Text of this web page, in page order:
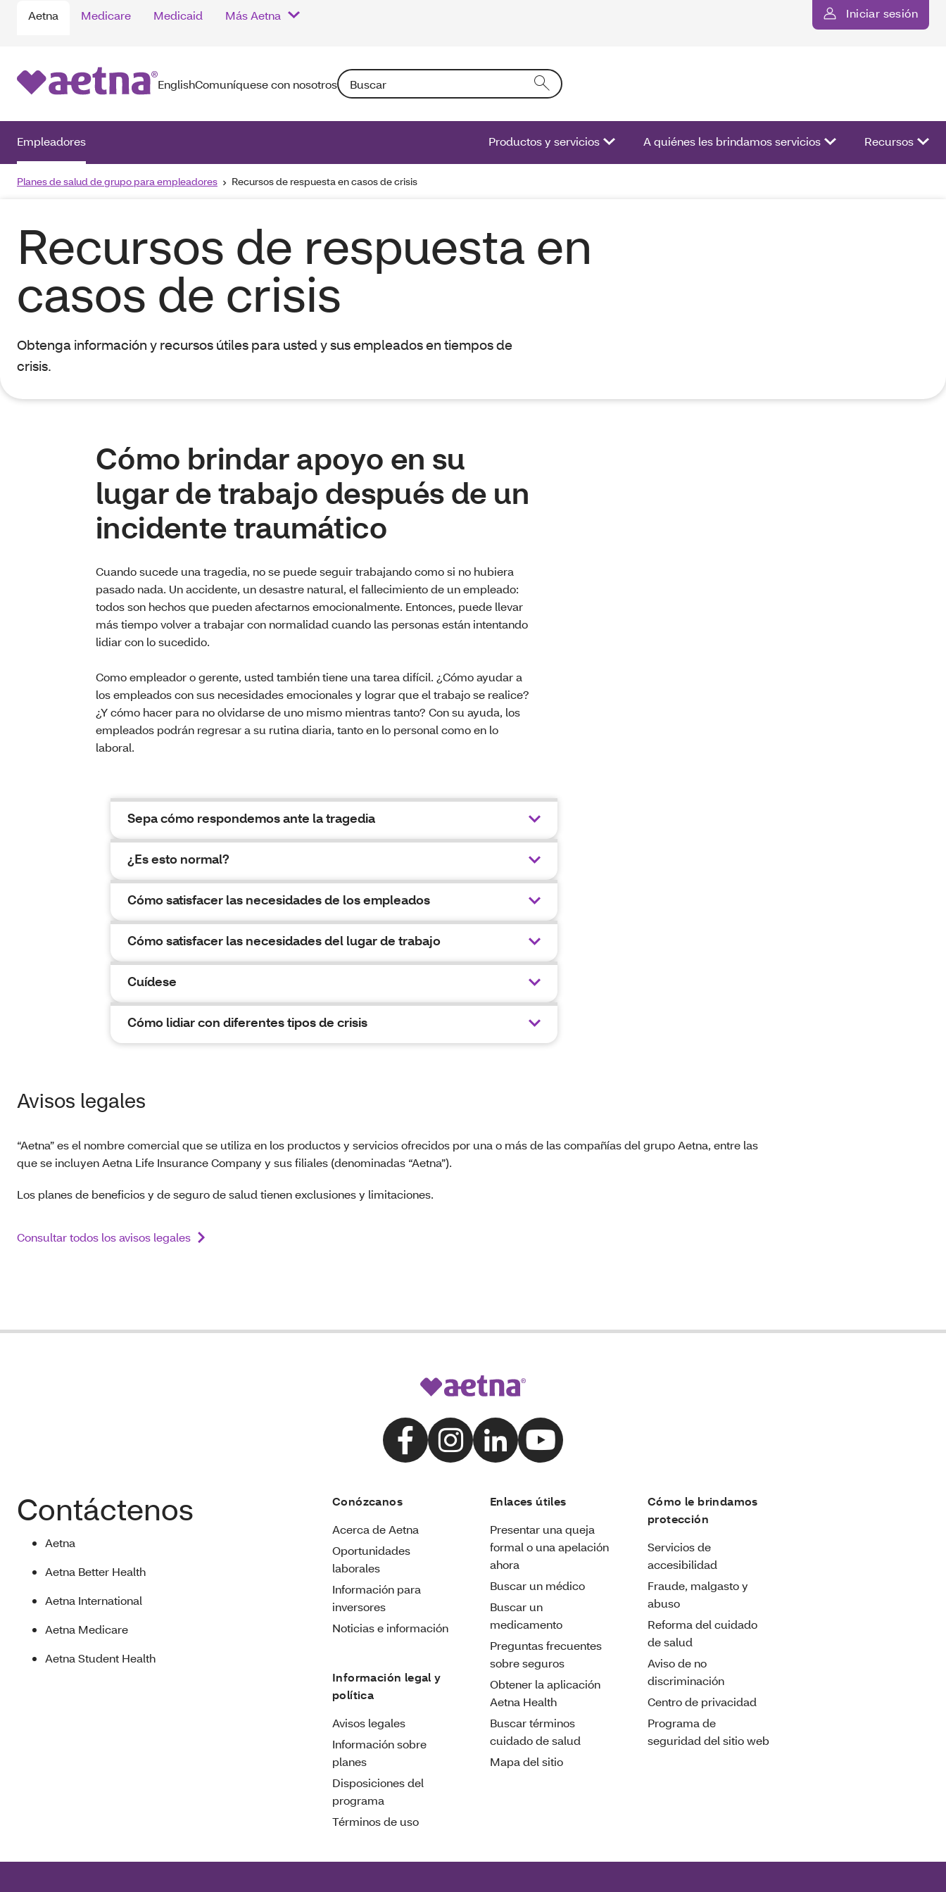
Aetna Medicare Medicaid Más Aetna Iniciar sesión
EnglishComuníquese con nosotrosBuscar: Si introduce un texto en el campo activará una lista de opciones.
Empleadores Productos y servicios A quiénes les brindamos servicios Recursos
Planes de salud de grupo para empleadores Recursos de respuesta en casos de crisis
Recursos de respuesta en
casos de crisis
Obtenga información y recursos útiles para usted y sus empleados en tiempos de
crisis.
Cómo brindar apoyo en su
lugar de trabajo después de un
incidente traumático
Cuando sucede una tragedia, no se puede seguir trabajando como si no hubiera
pasado nada. Un accidente, un desastre natural, el fallecimiento de un empleado:
todos son hechos que pueden afectarnos emocionalmente. Entonces, puede llevar
más tiempo volver a trabajar con normalidad cuando las personas están intentando
lidiar con lo sucedido.
Como empleador o gerente, usted también tiene una tarea difícil. ¿Cómo ayudar a
los empleados con sus necesidades emocionales y lograr que el trabajo se realice?
¿Y cómo hacer para no olvidarse de uno mismo mientras tanto? Con su ayuda, los
empleados podrán regresar a su rutina diaria, tanto en lo personal como en lo
laboral.
Sepa cómo respondemos ante la tragedia
¿Es esto normal?
Cómo satisfacer las necesidades de los empleados
Cómo satisfacer las necesidades del lugar de trabajo
Cuídese
Cómo lidiar con diferentes tipos de crisis
Avisos legales
“Aetna” es el nombre comercial que se utiliza en los productos y servicios ofrecidos por una o más de las compañías del grupo Aetna, entre las
que se incluyen Aetna Life Insurance Company y sus filiales (denominadas “Aetna”).
Los planes de beneficios y de seguro de salud tienen exclusiones y limitaciones.
Consultar todos los avisos legales
Contáctenos
Aetna
Aetna Better Health
Aetna International
Aetna Medicare
Aetna Student Health
Conózcanos
Acerca de Aetna
Oportunidades
laborales
Información para
inversores
Noticias e información
Información legal y
política
Avisos legales
Información sobre
planes
Disposiciones del
programa
Términos de uso
Enlaces útiles
Presentar una queja
formal o una apelación
ahora
Buscar un médico
Buscar un
medicamento
Preguntas frecuentes
sobre seguros
Obtener la aplicación
Aetna Health
Buscar términos
cuidado de salud
Mapa del sitio
Cómo le brindamos
protección
Servicios de
accesibilidad
Fraude, malgasto y
abuso
Reforma del cuidado
de salud
Aviso de no
discriminación
Centro de privacidad
Programa de
seguridad del sitio web